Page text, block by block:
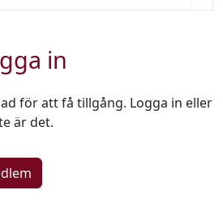
in
för att få tillgång. Logga in eller
är det.